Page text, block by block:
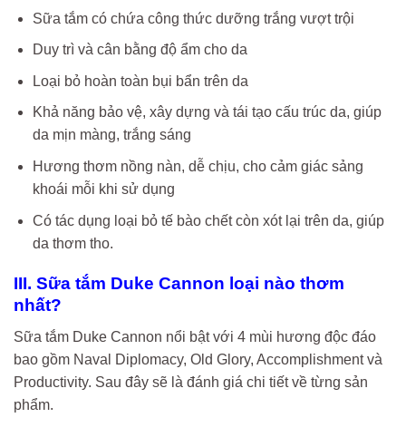
Sữa tắm có chứa công thức dưỡng trắng vượt trội
Duy trì và cân bằng độ ẩm cho da
Loại bỏ hoàn toàn bụi bẩn trên da
Khả năng bảo vệ, xây dựng và tái tạo cấu trúc da, giúp
da mịn màng, trắng sáng
Hương thơm nồng nàn, dễ chịu, cho cảm giác sảng
khoái mỗi khi sử dụng
Có tác dụng loại bỏ tế bào chết còn xót lại trên da, giúp
da thơm tho.
III. Sữa tắm Duke Cannon loại nào thơm
nhất?
Sữa tắm Duke Cannon nổi bật với 4 mùi hương độc đáo
bao gồm Naval Diplomacy, Old Glory, Accomplishment và
Productivity. Sau đây sẽ là đánh giá chi tiết về từng sản
phẩm.